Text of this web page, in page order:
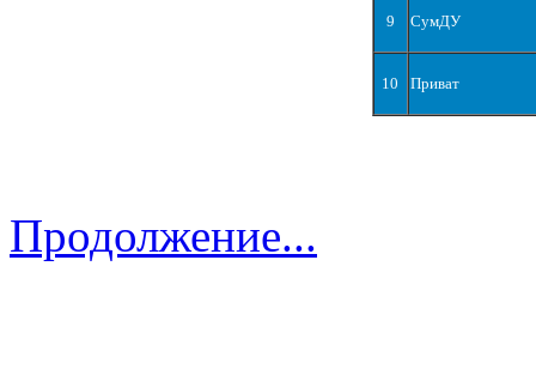
9 СумДУ
10 Приват
Продолжение...